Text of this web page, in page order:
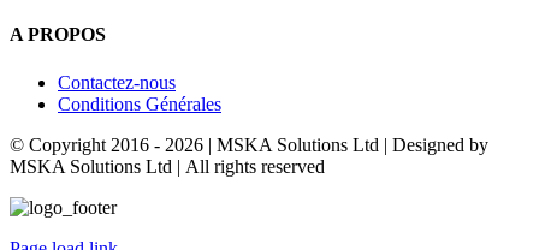
A PROPOS
Contactez-nous
Conditions Générales
© Copyright 2016 - 2026 | MSKA Solutions Ltd | Designed by
MSKA Solutions Ltd | All rights reserved